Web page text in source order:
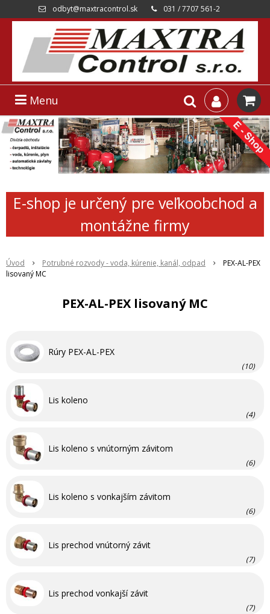
odbyt@maxtracontrol.sk 031 / 7707 561-2
Menu
E-shop je určený pre veľkoobchod a
montážne firmy
Úvod Potrubné rozvody - voda, kúrenie, kanál, odpad
PEX-AL-PEX
lisovaný MC
PEX-AL-PEX lisovaný MC
Rúry PEX-AL-PEX
(10)
Lis koleno
(4)
Lis koleno s vnútorným závitom
(6)
Lis koleno s vonkajším závitom
(6)
Lis prechod vnútorný závit
(7)
Lis prechod vonkajší závit
(7)